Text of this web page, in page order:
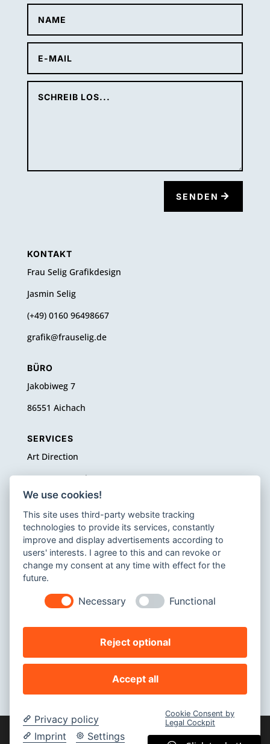
SENDEN
KONTAKT
Frau Selig Grafikdesign
Jasmin Selig
(+49) 0160 96498667
grafik@frauselig.de
BÜRO
Jakobiweg 7
86551 Aichach
SERVICES
Art Direction
Corporate Design
Logodesign
UX & Visual Design
Social Media
Papeterie
Datenschutz
Copyright © 2024 Jasmin Selig
We use cookies!
This site uses third-party website tracking
technologies to provide its services, constantly
improve and display advertisements according to
users' interests. I agree to this and can revoke or
change my consent at any time with effect for the
future.
Necessary Functional
Reject optional
Accept all
Privacy policy
Imprint
Settings
Cookie Consent by
Legal Cockpit